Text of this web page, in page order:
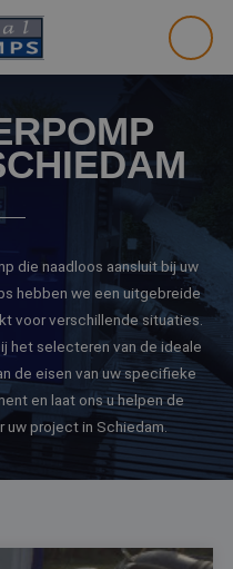
die naadloos aansluit bij uw
hebben we een uitgebreide
voor verschillende situaties.
het selecteren van de ideale
de eisen van uw specifieke
en laat ons u helpen de
uw project in Schiedam.